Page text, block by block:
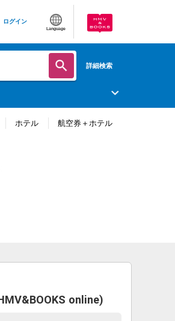
ログイン
Language
詳細検索
ホテル 航空券＋ホテル
online)